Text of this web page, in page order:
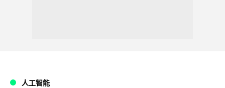
人工智能